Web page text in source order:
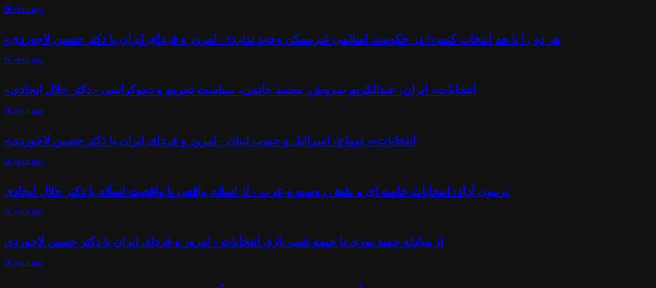
56 years ago
«هر دو را با هم انتخاب کنیم»! در حکومت اسلامی غیرممکن وجود ندارد! - امروز و فردای ایران با دکتر حسین لاجوردی
56 years ago
«انتخابات» ایران، عبدالکریم سروش، محمد خاتمی، سیاست تحریم و دموکراسی - دکتر جلال ایجادی
56 years ago
«انتخابات»، توماج، اسرائیل و جنوب لبنان - امروز و فردای ایران با دکتر حسین لاجوردی
56 years ago
تریبون آزاد: انتخابات خامنه ای و نقش روسیه و غرب - از اسلام واقعی تا واقعیت اسلام با دکتر جلال ایجادی
56 years ago
از مبادله حمید نوری تا خیمه شب بازی انتخابات - امروز و فردای ایران با دکتر حسین لاجوردی
56 years ago